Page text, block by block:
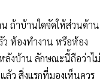
าบ้านใดจัดให้ส่วนด้าน
ห้องทำงาน หรือห้อง
ลังบ้าน ลักษณะนี้ถือว่าไม่
ล้ว สิ่งแรกที่มองเห็นควร